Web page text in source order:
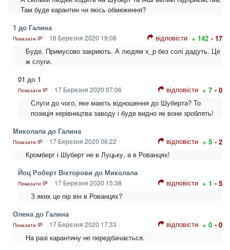
Там буде карантин чи якісь обмеження?
1 до Галина
Показати IP 16 Березня 2020 19:08 відповісти + 142 - 17
Буде. Примусово закриють. А людям х_р без солі дадуть. Це
ж слуги.
01 до 1
Показати IP 17 Березня 2020 07:06 відповісти + 7 - 0
Слуги до чого, яке мають відношення до Шуберта? То
позиція керівництва заводу і буде видно як вони зроблять!
Миколала до Галина
Показати IP 17 Березня 2020 06:22 відповісти + 5 - 2
Кромберг і Шуберт не в Луцьку, а в Рованцях!
Йоц Роберт Вікторови до Миколала
Показати IP 17 Березня 2020 15:38 відповісти + 1 - 5
З яких це пір він в Рованцях?
Олена до Галина
Показати IP 17 Березня 2020 17:33 відповісти + 0 - 0
На разі карантину не передбачається.